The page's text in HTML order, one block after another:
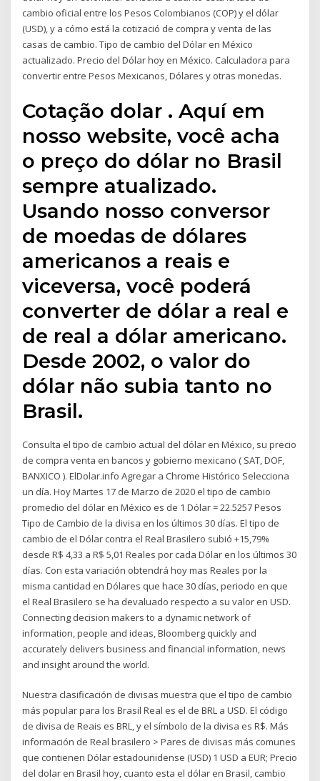
cambio oficial entre los Pesos Colombianos (COP) y el dólar
(USD), y a cómo está la cotizació de compra y venta de las
casas de cambio. Tipo de cambio del Dólar en México
actualizado. Precio del Dólar hoy en México. Calculadora para
convertir entre Pesos Mexicanos, Dólares y otras monedas.
Cotação dolar . Aquí em
nosso website, você acha
o preço do dólar no Brasil
sempre atualizado.
Usando nosso conversor
de moedas de dólares
americanos a reais e
viceversa, você poderá
converter de dólar a real e
de real a dólar americano.
Desde 2002, o valor do
dólar não subia tanto no
Brasil.
Consulta el tipo de cambio actual del dólar en México, su precio
de compra venta en bancos y gobierno mexicano ( SAT, DOF,
BANXICO ). ElDolar.info Agregar a Chrome Histórico Selecciona
un día. Hoy Martes 17 de Marzo de 2020 el tipo de cambio
promedio del dólar en México es de 1 Dólar = 22.5257 Pesos
Tipo de Cambio de la divisa en los últimos 30 días. El tipo de
cambio de el Dólar contra el Real Brasilero subió +15,79%
desde R$ 4,33 a R$ 5,01 Reales por cada Dólar en los últimos 30
días. Con esta variación obtendrá hoy mas Reales por la
misma cantidad en Dólares que hace 30 días, periodo en que
el Real Brasilero se ha devaluado respecto a su valor en USD.
Connecting decision makers to a dynamic network of
information, people and ideas, Bloomberg quickly and
accurately delivers business and financial information, news
and insight around the world.
Nuestra clasificación de divisas muestra que el tipo de cambio
más popular para los Brasil Real es el de BRL a USD. El código
de divisa de Reais es BRL, y el símbolo de la divisa es R$. Más
información de Real brasilero > Pares de divisas más comunes
que contienen Dólar estadounidense (USD) 1 USD a EUR; Precio
del dolar en Brasil hoy, cuanto esta el dólar en Brasil, cambio